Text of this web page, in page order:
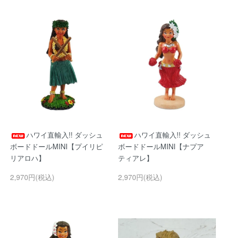
ハワイ直輸入!! ダッシュ
ボードドールMINI【プイリピ
リアロハ】
2,970円(税込)
ハワイ直輸入!! ダッシュ
ボードドールMINI【ナプア
ティアレ】
2,970円(税込)